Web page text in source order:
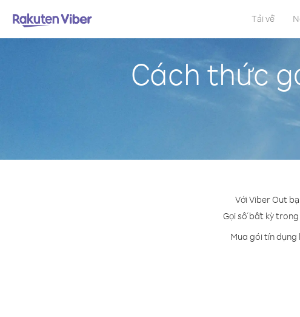
Tải về
Cách thức
Với Viber Out
Gọi số bất kỳ
Mua gói tín